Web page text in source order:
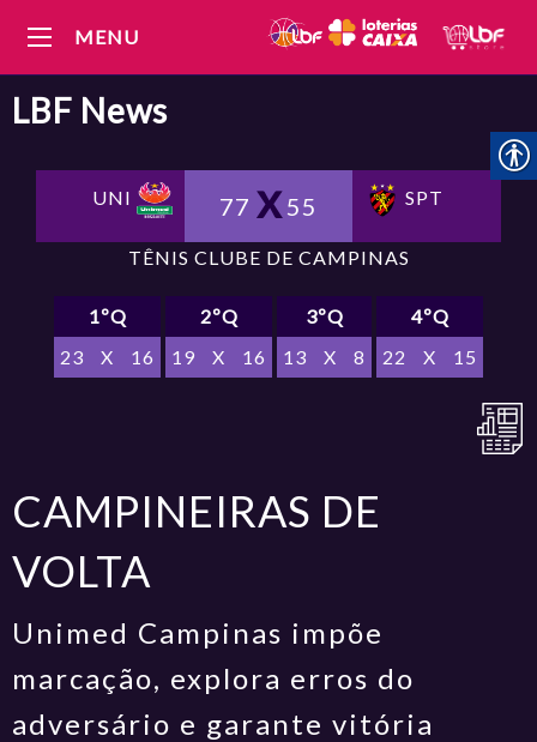
MENU
LBF News
UNI 77 55 SPT
TÊNIS CLUBE DE CAMPINAS
1ºQ
23
X 16
2ºQ
19
X 16
3ºQ
13
X 8
4ºQ
22
X 15
CAMPINEIRAS DE
VOLTA
Unimed Campinas impõe
marcação, explora erros do
adversário e garante vitória